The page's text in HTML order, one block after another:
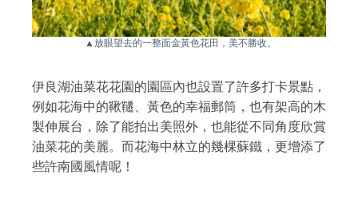
▲放眼望去的一整面金黃色花田，美不勝收。
伊良湖油菜花花園的園區內也設置了許多打卡景點，
例如花海中的鞦韆、黃色的幸福郵筒，也有架高的木
製伸展台，除了能拍出美照外，也能從不同角度欣賞
油菜花的美麗。而花海中林立的幾棵蘇鐵，更增添了
些許南國風情呢！